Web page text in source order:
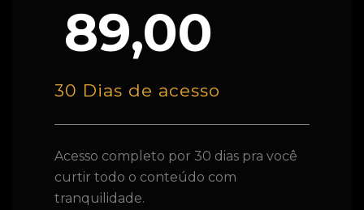
89,00
30 Dias de acesso
Acesso completo por 30 dias pra você
curtir todo o conteúdo com
tranquilidade.